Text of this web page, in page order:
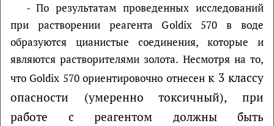
- По результатам проведенных исследований
при растворении реагента Goldix 570 в воде
образуются цианистые соединения, которые и
являются растворителями золота. Несмотря на то,
что Goldix 570 ориентировочно отнесенк 3 классу
опасности (умеренно токсичный), при
работе с реагентом должны быть